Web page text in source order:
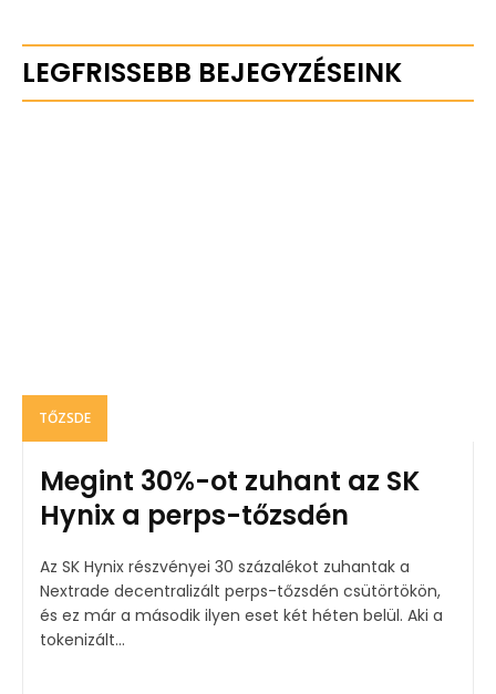
LEGFRISSEBB BEJEGYZÉSEINK
TŐZSDE
Megint 30%-ot zuhant az SK
Hynix a perps-tőzsdén
Az SK Hynix részvényei 30 százalékot zuhantak a
Nextrade decentralizált perps-tőzsdén csütörtökön,
és ez már a második ilyen eset két héten belül. Aki a
tokenizált...